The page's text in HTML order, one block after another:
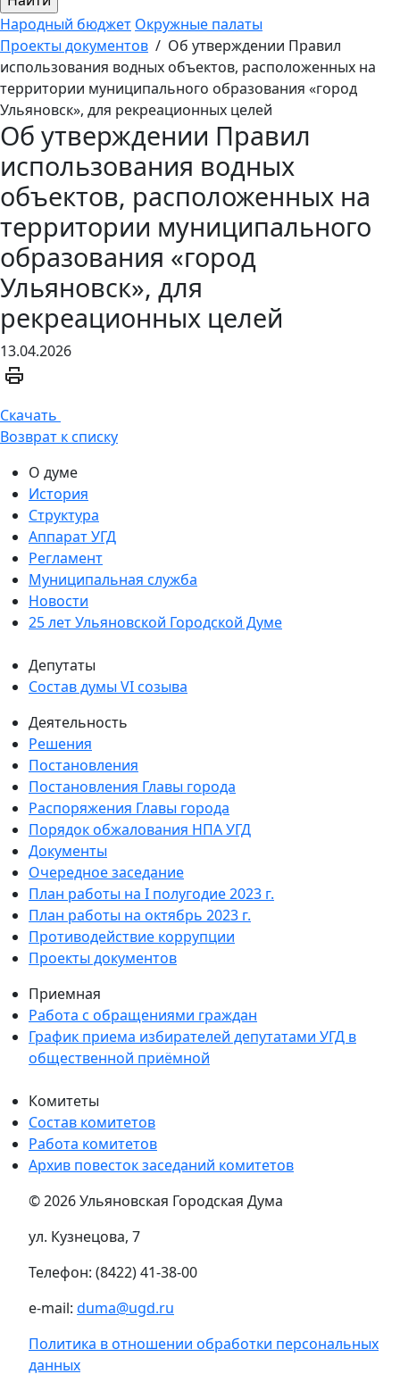
Народный бюджет Окружные палаты
Проекты документов / Об утверждении Правил
использования водных объектов, расположенных на
территории муниципального образования «город
Ульяновск», для рекреационных целей
Об утверждении Правил
использования водных
объектов, расположенных на
территории муниципального
образования «город
Ульяновск», для
рекреационных целей
13.04.2026
Скачать
Возврат к списку
О думе
История
Структура
Аппарат УГД
Регламент
Муниципальная служба
Новости
25 лет Ульяновской Городской Думе
Депутаты
Состав думы VI созыва
Деятельность
Решения
Постановления
Постановления Главы города
Распоряжения Главы города
Порядок обжалования НПА УГД
Документы
Очередное заседание
План работы на I полугодие 2023 г.
План работы на октябрь 2023 г.
Противодействие коррупции
Проекты документов
Приемная
Работа с обращениями граждан
График приема избирателей депутатами УГД в
общественной приёмной
Комитеты
Состав комитетов
Работа комитетов
Архив повесток заседаний комитетов
© 2026 Ульяновская Городская Дума
ул. Кузнецова, 7
Телефон: (8422) 41-38-00
e-mail: duma@ugd.ru
Политика в отношении обработки персональных
данных